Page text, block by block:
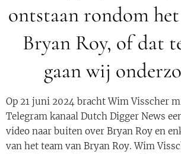
ontstaan rondom
Bryan Roy, of dat
gaan wij
Op 21 juni 2024 bracht Wim Visscher
Telegram kanaal Dutch Digger News
video naar buiten over Bryan Roy en
van het team van Bryan Roy. Wim